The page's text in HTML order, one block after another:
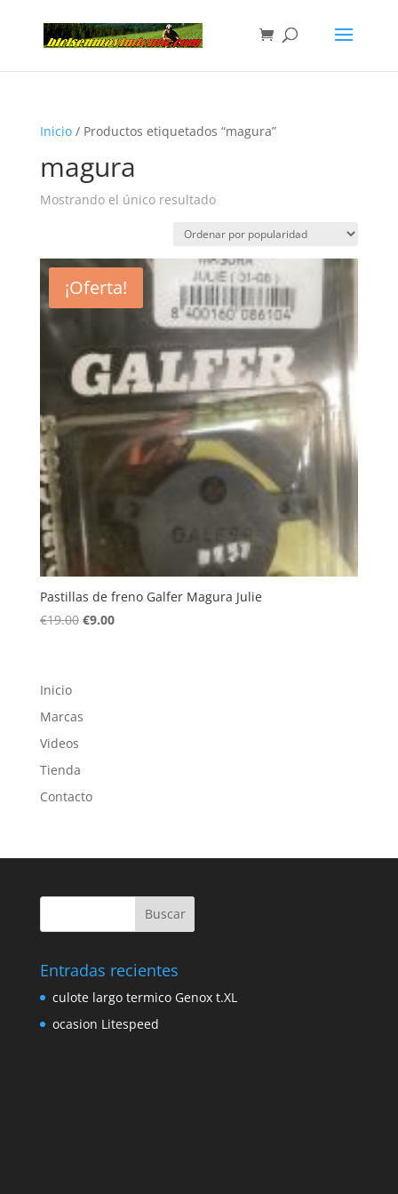
Inicio/ Productos etiquetados “magura”
magura
Mostrando el único resultado
¡Oferta!
Pastillas de freno Galfer Magura Julie
€19.00 El
€9.00El
Inicio
Marcas
Videos
Tienda
Contacto
Entradas recientes
culote largo termico Genox t.XL
ocasion Litespeed